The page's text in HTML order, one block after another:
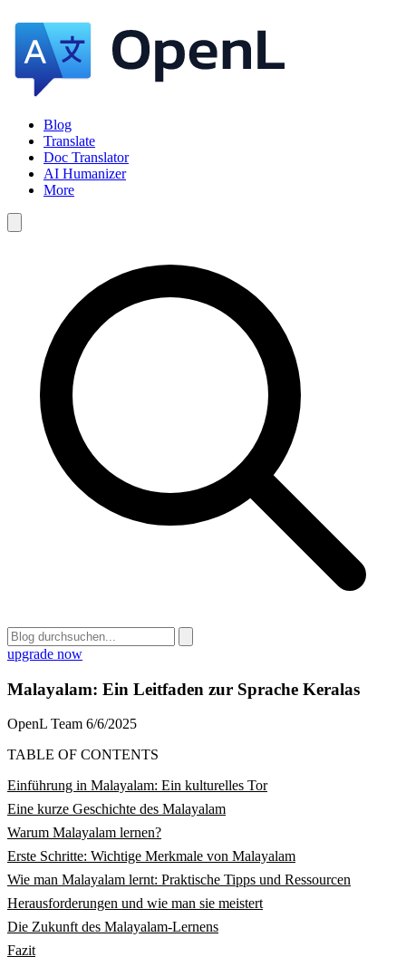
Blog
Translate
Doc Translator
AI Humanizer
More
upgrade now
Malayalam: Ein Leitfaden zur Sprache Keralas
OpenL Team 6/6/2025
TABLE OF CONTENTS
Einführung in Malayalam: Ein kulturelles Tor
Eine kurze Geschichte des Malayalam
Warum Malayalam lernen?
Erste Schritte: Wichtige Merkmale von Malayalam
Wie man Malayalam lernt: Praktische Tipps und Ressourcen
Herausforderungen und wie man sie meistert
Die Zukunft des Malayalam-Lernens
Fazit